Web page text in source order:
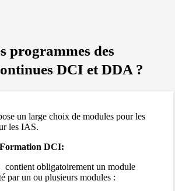
programmes des
DCI et DDA ?
un large choix de modules pour les
les IAS.
DCI:
obligatoirement un module
par un ou plusieurs modules :